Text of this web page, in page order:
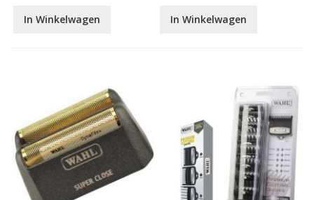
In Winkelwagen In Winkelwagen